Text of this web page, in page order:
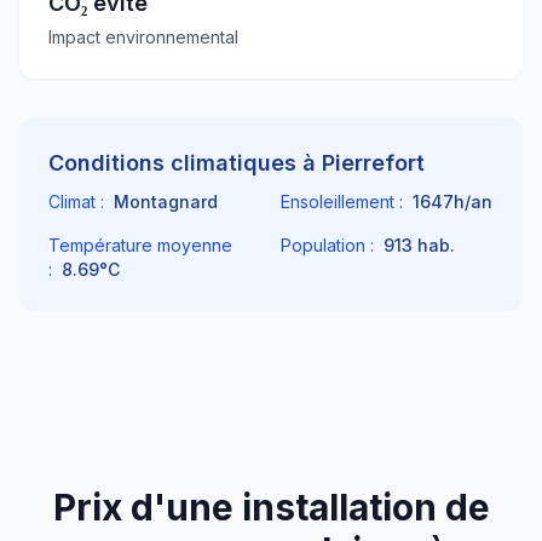
Impact environnemental
Conditions climatiques à Pierrefort
Climat : Montagnard Ensoleillement : 1647h/an
Température moyenne
: 8.69°C
Population : 913 hab.
Prix d'une installation de